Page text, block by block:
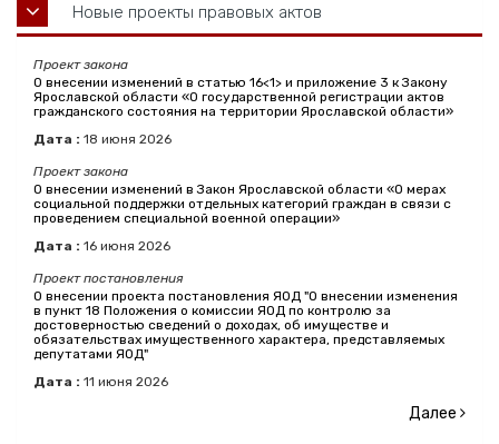
Новые проекты правовых актов
Проект закона
О внесении изменений в статью 16<1> и приложение 3 к Закону
Ярославской области «О государственной регистрации актов
гражданского состояния на территории Ярославской области»
Дата : 18 июня 2026
Проект закона
О внесении изменений в Закон Ярославской области «О мерах
социальной поддержки отдельных категорий граждан в связи с
проведением специальной военной операции»
Дата : 16 июня 2026
Проект постановления
О внесении проекта постановления ЯОД "О внесении изменения
в пункт 18 Положения о комиссии ЯОД по контролю за
достоверностью сведений о доходах, об имуществе и
обязательствах имущественного характера, представляемых
депутатами ЯОД"
Дата : 11 июня 2026
Далее